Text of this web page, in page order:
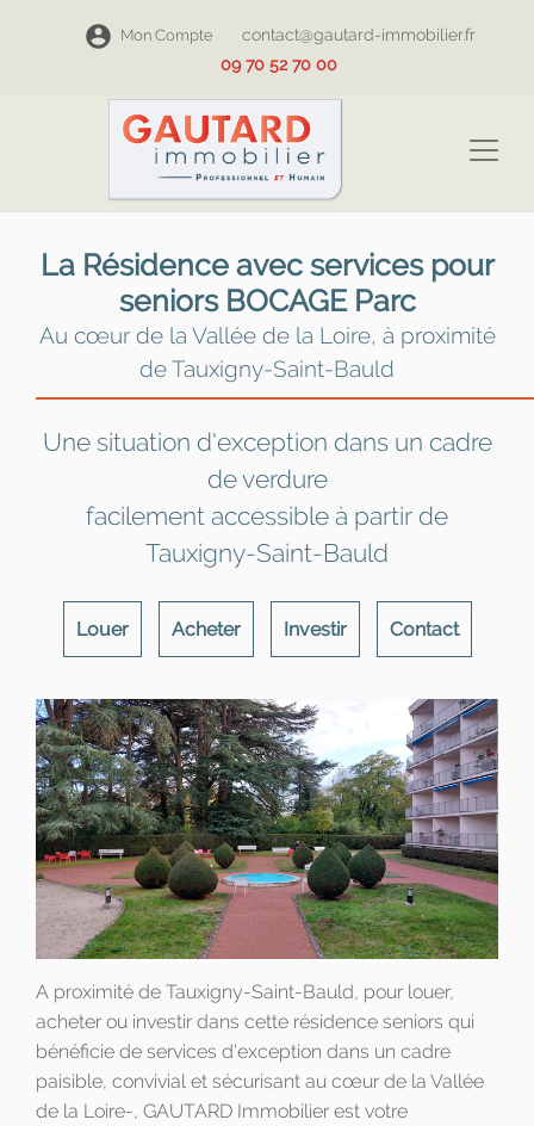
Mon Compte
contact@gautard-immobilier.fr
09 70 52 70 00
La Résidence avec services pour
seniors BOCAGE Parc
Au cœur de la Vallée de la Loire, à proximité
de Tauxigny-Saint-Bauld
Une situation d'exception dans un cadre
de verdure
facilement accessible à partir de
Tauxigny-Saint-Bauld
Louer Acheter Investir Contact
A proximité de Tauxigny-Saint-Bauld, pour louer,
acheter ou investir dans cette résidence seniors qui
bénéficie de services d'exception dans un cadre
paisible, convivial et sécurisant au cœur de la Vallée
de la Loire-, GAUTARD Immobilier est votre